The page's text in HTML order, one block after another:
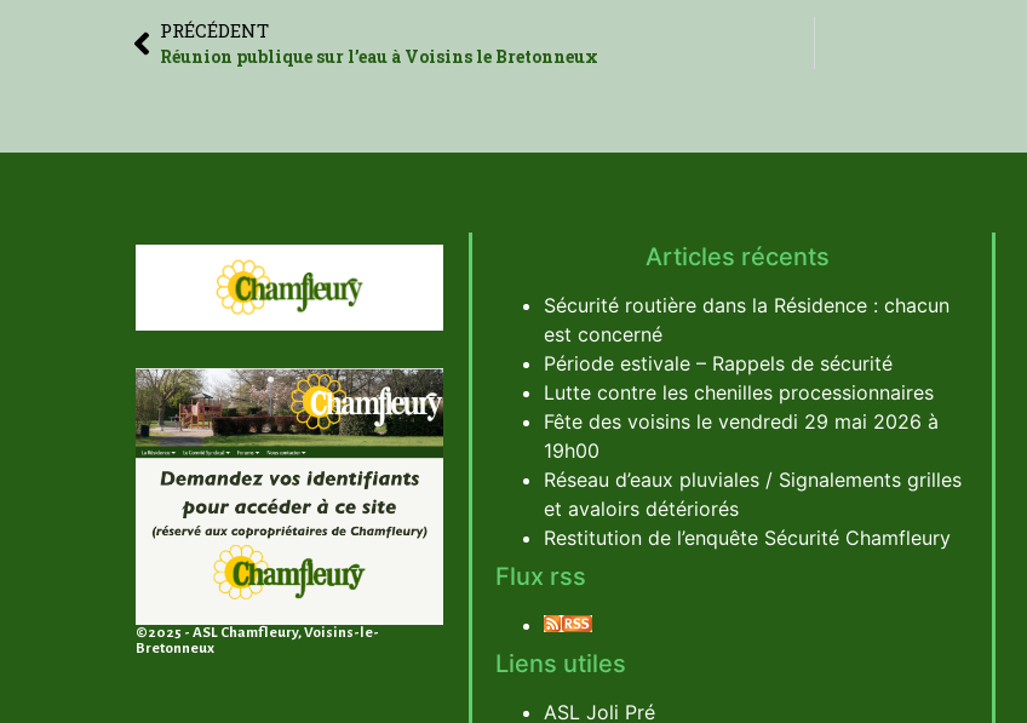
PRÉCÉDENT
Réunion publique sur l’eau à Voisins le Bretonneux
©2025 - ASL Chamfleury, Voisins-le-
Bretonneux
Articles récents
Sécurité routière dans la Résidence : chacun
est concerné
Période estivale – Rappels de sécurité
Lutte contre les chenilles processionnaires
Fête des voisins le vendredi 29 mai 2026 à
19h00
Réseau d’eaux pluviales / Signalements grilles
et avaloirs détériorés
Restitution de l’enquête Sécurité Chamfleury
Flux rss
Liens utiles
ASL Joli Pré